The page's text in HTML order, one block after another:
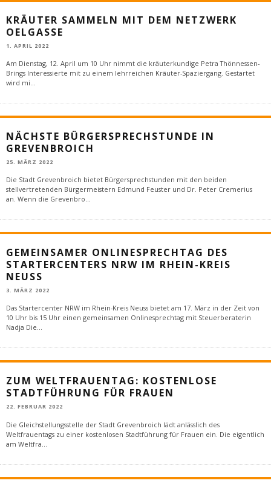
KRÄUTER SAMMELN MIT DEM NETZWERK
OELGASSE
1. APRIL 2022
Am Dienstag, 12. April um 10 Uhr nimmt die kräuterkundige Petra Thönnessen-
Brings Interessierte mit zu einem lehrreichen Kräuter-Spaziergang. Gestartet
wird mi...
NÄCHSTE BÜRGERSPRECHSTUNDE IN
GREVENBROICH
25. MÄRZ 2022
Die Stadt Grevenbroich bietet Bürgersprechstunden mit den beiden
stellvertretenden Bürgermeistern Edmund Feuster und Dr. Peter Cremerius
an. Wenn die Grevenbro...
GEMEINSAMER ONLINESPRECHTAG DES
STARTERCENTERS NRW IM RHEIN-KREIS
NEUSS
3. MÄRZ 2022
Das Startercenter NRW im Rhein-Kreis Neuss bietet am 17. März in der Zeit von
10 Uhr bis 15 Uhr einen gemeinsamen Onlinesprechtag mit Steuerberaterin
Nadja Die...
ZUM WELTFRAUENTAG: KOSTENLOSE
STADTFÜHRUNG FÜR FRAUEN
22. FEBRUAR 2022
Die Gleichstellungsstelle der Stadt Grevenbroich lädt anlässlich des
Weltfrauentags zu einer kostenlosen Stadtführung für Frauen ein. Die eigentlich
am Weltfra